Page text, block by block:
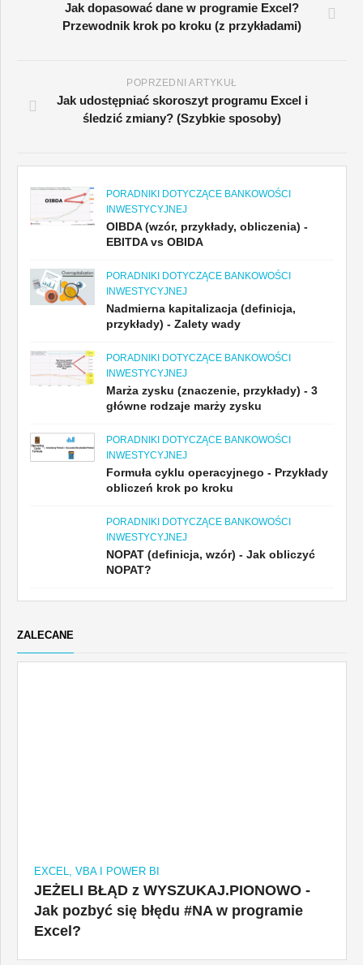
Jak dopasować dane w programie Excel?
Przewodnik krok po kroku (z przykładami)
POPRZEDNI ARTYKUŁ
Jak udostępniać skoroszyt programu Excel i
śledzić zmiany? (Szybkie sposoby)
PORADNIKI DOTYCZĄCE BANKOWOŚCI
INWESTYCYJNEJ
OIBDA (wzór, przykłady, obliczenia) -
EBITDA vs OBIDA
PORADNIKI DOTYCZĄCE BANKOWOŚCI
INWESTYCYJNEJ
Nadmierna kapitalizacja (definicja,
przykłady) - Zalety wady
PORADNIKI DOTYCZĄCE BANKOWOŚCI
INWESTYCYJNEJ
Marża zysku (znaczenie, przykłady) - 3
główne rodzaje marży zysku
PORADNIKI DOTYCZĄCE BANKOWOŚCI
INWESTYCYJNEJ
Formuła cyklu operacyjnego - Przykłady
obliczeń krok po kroku
PORADNIKI DOTYCZĄCE BANKOWOŚCI
INWESTYCYJNEJ
NOPAT (definicja, wzór) - Jak obliczyć
NOPAT?
ZALECANE
EXCEL, VBA I POWER BI
JEŻELI BŁĄD z WYSZUKAJ.PIONOWO -
Jak pozbyć się błędu #NA w programie
Excel?